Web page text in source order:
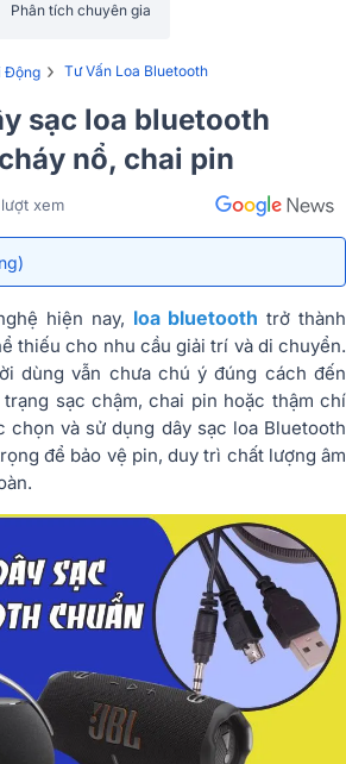
Phân tích chuyên gia
Động › Tư Vấn Loa Bluetooth
sạc loa bluetooth
nổ, chai pin
lượt xem
hiện nay, loa bluetooth trở thành
thiếu cho nhu cầu giải trí và di chuyển.
dùng vẫn chưa chú ý đúng cách đến
sạc chậm, chai pin hoặc thậm chí
chọn và sử dụng dây sạc loa Bluetooth
để bảo vệ pin, duy trì chất lượng âm